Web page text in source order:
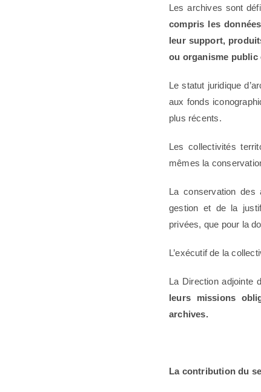
Les archives sont
compris les
leur support,
ou organisme public
Le statut juridique
aux fonds
plus récents.
Les collectivités
mêmes la
La conservation des
gestion et de la
privées, que pour la
L’exécutif de la
La Direction adjointe
leurs missions
archives.
La contribution du